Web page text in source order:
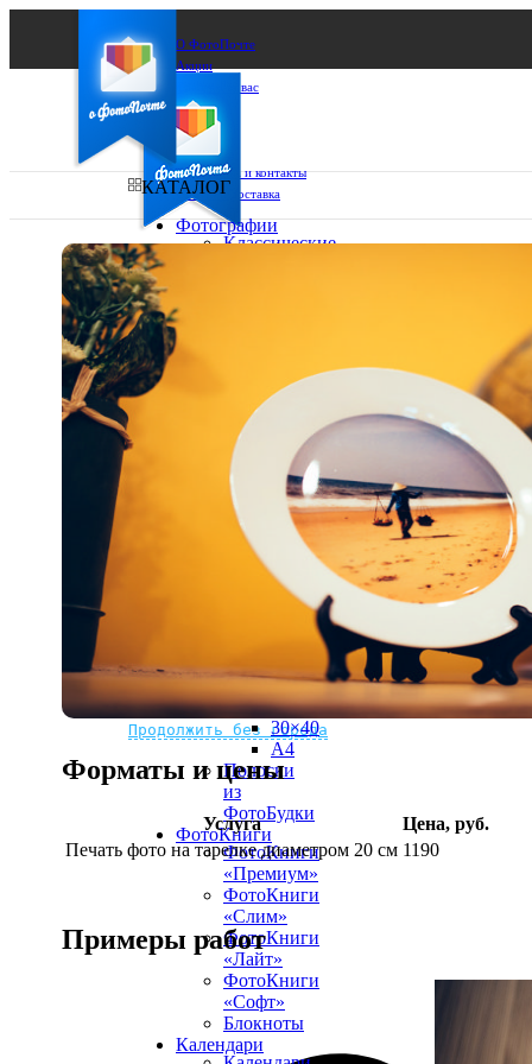
О ФотоПочте
Акции
Сделаем за вас
Бизнесу
FAQ
Франшиза
Поддержка и контакты
Оплата и доставка
Ваш город:
Ваш регион доставки
Выберите из списка:
Не нашли Ваш город?
Мы доставляем по всему миру
Продолжить без города
КАТАЛОГ
Фотографии
Классические
20х20
30х30
30х40
А4
Фото
рамке
10х10
10×15
13×18
15×15
15×20
20×30
30×30
30×40
A4
Полоски
из
ФотоБудки
ФотоКниги
ФотоКниги
«Премиум»
ФотоКниги
«Слим»
ФотоКниги
«Лайт»
ФотоКниги
«Софт»
Блокноты
Календари
Форматы и цены
Услуга
Цена, руб.
Печать фото на тарелке диаметром 20 см 1190
Примеры работ